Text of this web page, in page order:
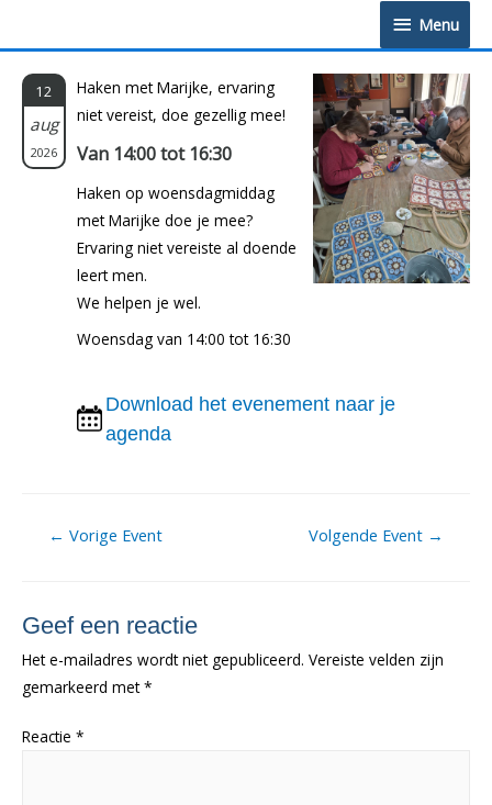
Menu
Menu
12
aug
2026
Haken met Marijke, ervaring
niet vereist, doe gezellig mee!
Van 14:00 tot 16:30
Haken op woensdagmiddag
met Marijke doe je mee?
Ervaring niet vereiste al doende
leert men.
We helpen je wel.
Woensdag van 14:00 tot 16:30
Download het evenement naar je
agenda
Berichtnavigatie
← Vorige Event Volgende Event →
Geef een reactie
Het e-mailadres wordt niet gepubliceerd. Vereiste velden zijn
gemarkeerd met*
Reactie *